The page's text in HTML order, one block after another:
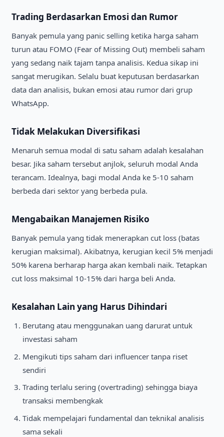
Trading Berdasarkan Emosi dan Rumor
Banyak pemula yang panic selling ketika harga saham
turun atau FOMO (Fear of Missing Out) membeli saham
yang sedang naik tajam tanpa analisis. Kedua sikap ini
sangat merugikan. Selalu buat keputusan berdasarkan
data dan analisis, bukan emosi atau rumor dari grup
WhatsApp.
Tidak Melakukan Diversifikasi
Menaruh semua modal di satu saham adalah kesalahan
besar. Jika saham tersebut anjlok, seluruh modal Anda
terancam. Idealnya, bagi modal Anda ke 5-10 saham
berbeda dari sektor yang berbeda pula.
Mengabaikan Manajemen Risiko
Banyak pemula yang tidak menerapkan cut loss (batas
kerugian maksimal). Akibatnya, kerugian kecil 5% menjadi
50% karena berharap harga akan kembali naik. Tetapkan
cut loss maksimal 10-15% dari harga beli Anda.
Kesalahan Lain yang Harus Dihindari
Berutang atau menggunakan uang darurat untuk
investasi saham
Mengikuti tips saham dari influencer tanpa riset
sendiri
Trading terlalu sering (overtrading) sehingga biaya
transaksi membengkak
Tidak mempelajari fundamental dan teknikal analisis
sama sekali